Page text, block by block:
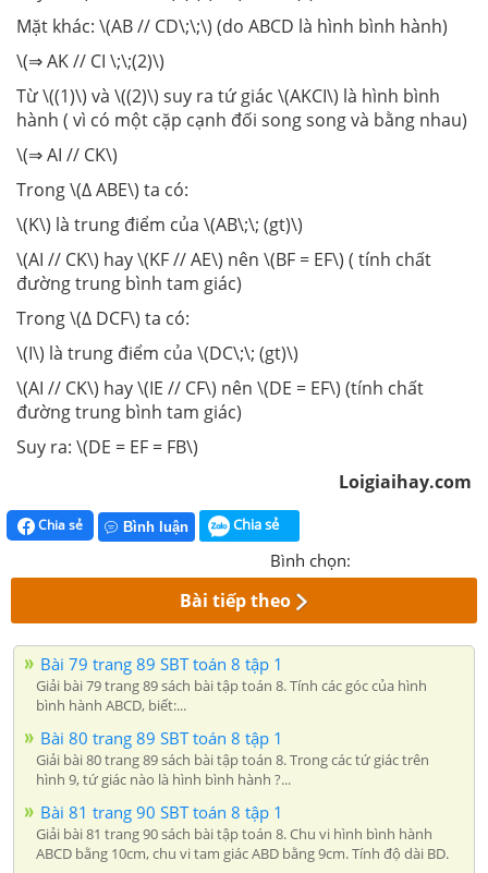
Mặt khác: \(AB // CD\;\;\) (do ABCD là hình bình hành)
\(⇒ AK // CI \;\;(2)\)
Từ \((1)\) và \((2)\) suy ra tứ giác \(AKCI\) là hình bình
hành ( vì có một cặp cạnh đối song song và bằng nhau)
\(⇒ AI // CK\)
Trong \(∆ ABE\) ta có:
\(K\) là trung điểm của \(AB\;\; (gt)\)
\(AI // CK\) hay \(KF // AE\) nên \(BF = EF\) ( tính chất
đường trung bình tam giác)
Trong \(∆ DCF\) ta có:
\(I\) là trung điểm của \(DC\;\; (gt)\)
\(AI // CK\) hay \(IE // CF\) nên \(DE = EF\) (tính chất
đường trung bình tam giác)
Suy ra: \(DE = EF = FB\)
Loigiaihay.com
Chia sẻ Bình luận Chia sẻ
Bình chọn:
Bài tiếp theo
Bài 79 trang 89 SBT toán 8 tập 1
Giải bài 79 trang 89 sách bài tập toán 8. Tính các góc của hình
bình hành ABCD, biết:...
Bài 80 trang 89 SBT toán 8 tập 1
Giải bài 80 trang 89 sách bài tập toán 8. Trong các tứ giác trên
hình 9, tứ giác nào là hình bình hành ?...
Bài 81 trang 90 SBT toán 8 tập 1
Giải bài 81 trang 90 sách bài tập toán 8. Chu vi hình bình hành
ABCD bằng 10cm, chu vi tam giác ABD bằng 9cm. Tính độ dài BD.